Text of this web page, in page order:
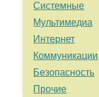
Системные
Мультимедиа
Интернет
Коммуникации
Безопасность
Прочие